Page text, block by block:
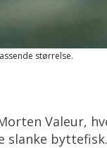
størrelse.
Valeur,
slanke byttefisk.